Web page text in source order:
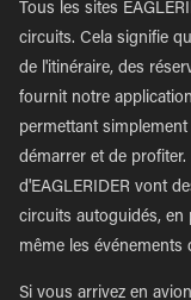
Tous les sites
circuits. Cela signifie
de l'itinéraire, des
fournit notre
permettant
démarrer et de
d'EAGLERIDER vont
circuits autoguidés, en
même les événements
Si vous arrivez en